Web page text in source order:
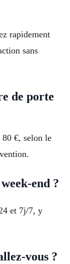
rapidement
sans
de porte
€, selon le
end ?
et 7j/7, y
vous ?